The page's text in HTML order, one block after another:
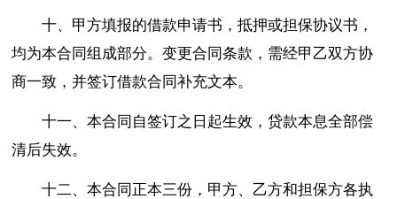
十、甲方填报的借款申请书，抵押或担保协议书，
均为本合同组成部分。变更合同条款，需经甲乙双方协
商一致，并签订借款合同补充文本。
十一、本合同自签订之日起生效，贷款本息全部偿
清后失效。
十二、本合同正本三份，甲方、乙方和担保方各执